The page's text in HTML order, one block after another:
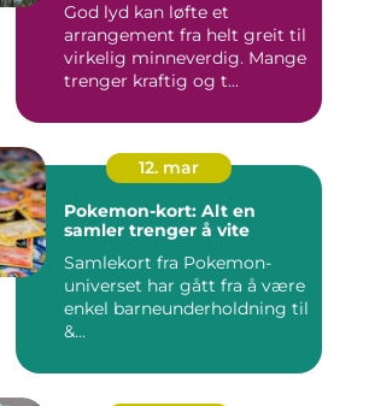
God lyd kan løfte et
arrangement fra helt greit til
virkelig minneverdig. Mange
trenger kraftig og t...
12. mar
Pokemon-kort: Alt en
samler trenger å vite
Samlekort fra Pokemon-
universet har gått fra å være
enkel barneunderholdning til
&...